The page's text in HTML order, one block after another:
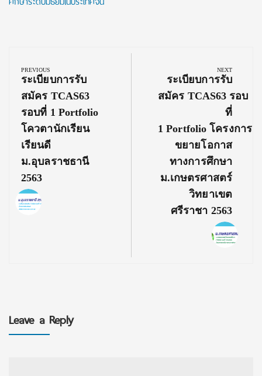
navigation
PREVIOUS
Previous
Post:
ระเบียบการรับ
สมัคร TCAS63
รอบที่ 1 Portfolio
โควตานักเรียน
เรียนดี
ม.อุบลราชธานี
2563
NEXT
Next
Post:
ระเบียบการรับ
สมัคร TCAS63 รอบ
ที่
1 Portfolio โครงการ
ขยายโอกาส
ทางการศึกษา
ม.เกษตรศาสตร์
วิทยาเขต
ศรีราชา 2563
Leave a Reply